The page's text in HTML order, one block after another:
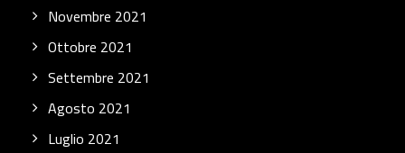
Novembre 2021
Ottobre 2021
Settembre 2021
Agosto 2021
Luglio 2021